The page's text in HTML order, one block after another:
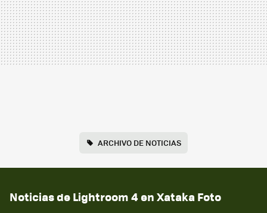
ARCHIVO DE NOTICIAS
Noticias de Lightroom 4 en Xataka Foto